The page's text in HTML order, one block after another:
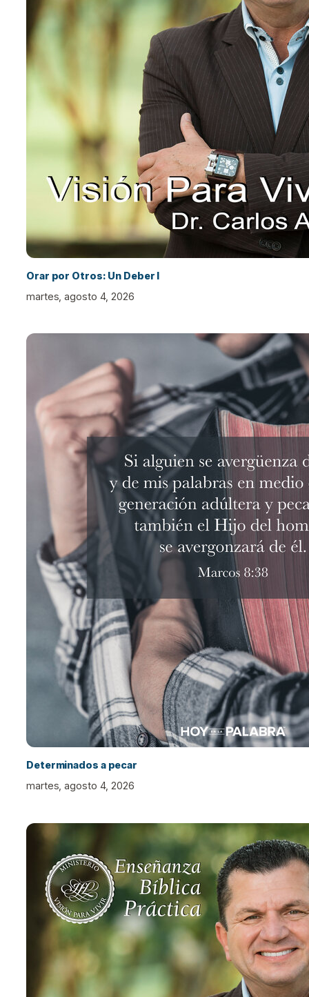
Orar por Otros: Un Deber I
martes, agosto 4, 2026
Determinados a pecar
martes, agosto 4, 2026